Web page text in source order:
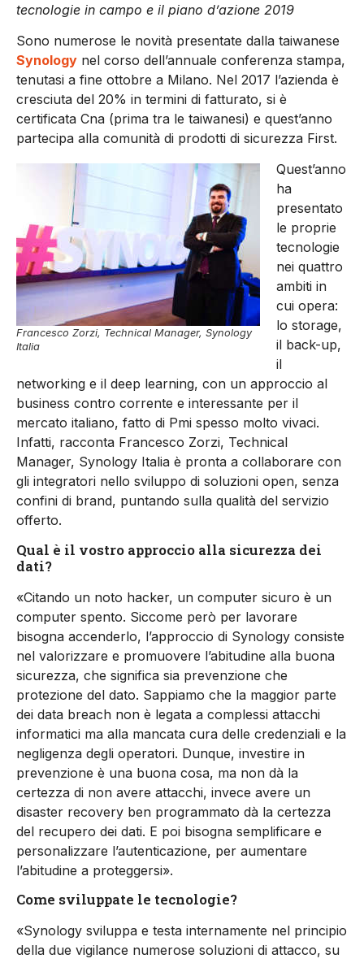
tecnologie in campo e il piano d’azione 2019
Sono numerose le novità presentate dalla taiwanese
Synology nel corso dell’annuale conferenza stampa,
tenutasi a fine ottobre a Milano. Nel 2017 l’azienda è
cresciuta del 20% in termini di fatturato, si è
certificata Cna (prima tra le taiwanesi) e quest’anno
partecipa alla comunità di prodotti di sicurezza First.
Francesco Zorzi, Technical Manager, Synology
Italia
Quest’anno
ha
presentato
le proprie
tecnologie
nei quattro
ambiti in
cui opera:
lo storage,
il back-up,
il
networking e il deep learning, con un approccio al
business contro corrente e interessante per il
mercato italiano, fatto di Pmi spesso molto vivaci.
Infatti, racconta Francesco Zorzi, Technical
Manager, Synology Italia è pronta a collaborare con
gli integratori nello sviluppo di soluzioni open, senza
confini di brand, puntando sulla qualità del servizio
offerto.
Qual è il vostro approccio alla sicurezza dei
dati?
«Citando un noto hacker, un computer sicuro è un
computer spento. Siccome però per lavorare
bisogna accenderlo, l’approccio di Synology consiste
nel valorizzare e promuovere l’abitudine alla buona
sicurezza, che significa sia prevenzione che
protezione del dato. Sappiamo che la maggior parte
dei data breach non è legata a complessi attacchi
informatici ma alla mancata cura delle credenziali e la
negligenza degli operatori. Dunque, investire in
prevenzione è una buona cosa, ma non dà la
certezza di non avere attacchi, invece avere un
disaster recovery ben programmato dà la certezza
del recupero dei dati. E poi bisogna semplificare e
personalizzare l’autenticazione, per aumentare
l’abitudine a proteggersi».
Come sviluppate le tecnologie?
«Synology sviluppa e testa internamente nel principio
della due vigilance numerose soluzioni di attacco, su